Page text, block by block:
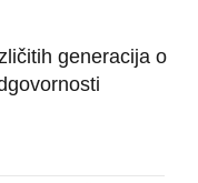
generacija o